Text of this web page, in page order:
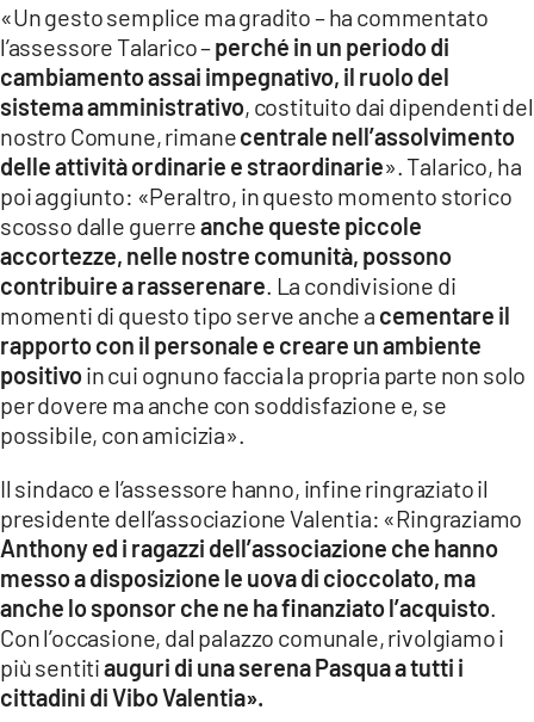
COSENZACHANNEL.IT
ILVIBONESE.IT
CATANZAROCHANNEL.IT
LACAPITALENEWS.IT
ANDROID
APPLE
«Un gesto semplice ma gradito – ha commentato
l’assessore Talarico –perché in un periodo di
cambiamento assai impegnativo, il ruolo del
sistema amministrativo, costituito dai dipendenti del
nostro Comune, rimanecentrale nell’assolvimento
delle attività ordinarie e straordinarie». Talarico, ha
poi aggiunto: «Peraltro, in questo momento storico
scosso dalle guerreanche queste piccole
accortezze, nelle nostre comunità, possono
contribuire a rasserenare . La condivisione di
momenti di questo tipo serve anche a cementare il
rapporto con il personale e creare un ambiente
positivoin cui ognuno faccia la propria parte non solo
per dovere ma anche con soddisfazione e, se
possibile, con amicizia».
Il sindaco e l’assessore hanno, infine ringraziato il
presidente dell’associazione Valentia: «Ringraziamo
Anthony ed i ragazzi dell’associazione che hanno
messo a disposizione le uova di cioccolato, ma
anche lo sponsor che ne ha finanziato l’acquisto
Con l’occasione, dal palazzo comunale, rivolgiamo i
più sentitiauguri di una serena Pasqua a tutti i
cittadini di Vibo Valentia».